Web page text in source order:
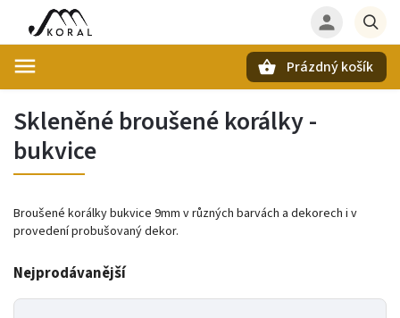
Prázdný košík
Skleněné broušené korálky -
bukvice
Broušené korálky bukvice 9mm v různých barvách a dekorech i v
provedení probušovaný dekor.
Nejprodávanější